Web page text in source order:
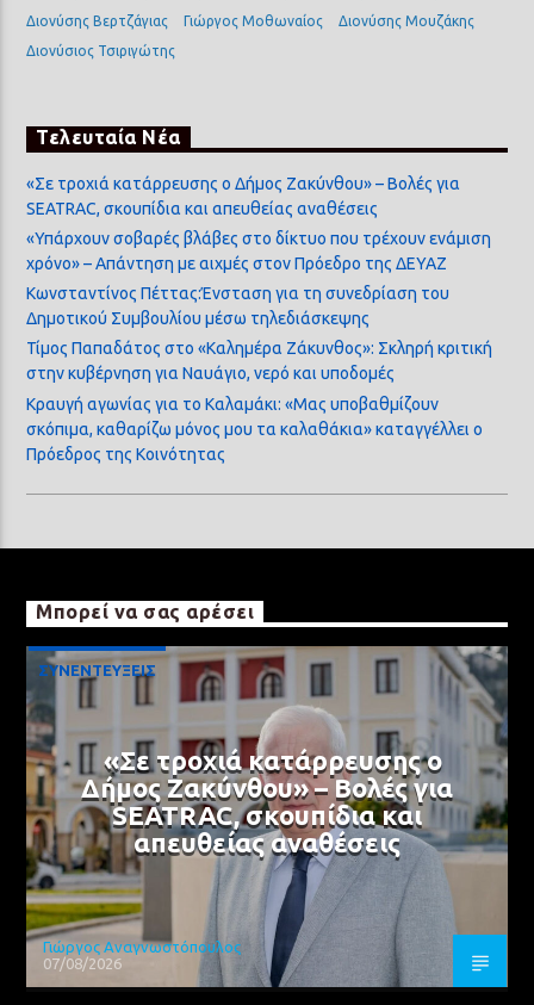
Διονύσης Βερτζάγιας
Γιώργος Μοθωναίος
Διονύσης Μουζάκης
Διονύσιος Τσιριγώτης
Τελευταία Νέα
«Σε τροχιά κατάρρευσης ο Δήμος Ζακύνθου» – Βολές για
SEATRAC, σκουπίδια και απευθείας αναθέσεις
«Υπάρχουν σοβαρές βλάβες στο δίκτυο που τρέχουν ενάμιση
χρόνο» – Απάντηση με αιχμές στον Πρόεδρο της ΔΕΥΑΖ
Κωνσταντίνος Πέττας:Ένσταση για τη συνεδρίαση του
Δημοτικού Συμβουλίου μέσω τηλεδιάσκεψης
Τίμος Παπαδάτος στο «Καλημέρα Ζάκυνθος»: Σκληρή κριτική
στην κυβέρνηση για Ναυάγιο, νερό και υποδομές
Κραυγή αγωνίας για το Καλαμάκι: «Μας υποβαθμίζουν
σκόπιμα, καθαρίζω μόνος μου τα καλαθάκια» καταγγέλλει ο
Πρόεδρος της Κοινότητας
Μπορεί να σας αρέσει
ΣΥΝΕΝΤΕΥΞΕΙΣ
«Σε τροχιά κατάρρευσης ο
Δήμος Ζακύνθου» – Βολές για
SEATRAC, σκουπίδια και
απευθείας αναθέσεις
Γιώργος Αναγνωστόπουλος
07/08/2026